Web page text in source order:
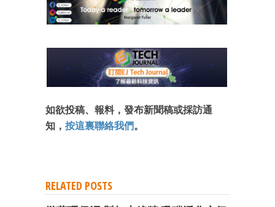
如欲投稿、報料，發布新聞稿或採訪通
知， 按這裏聯絡我們。
RELATED POSTS